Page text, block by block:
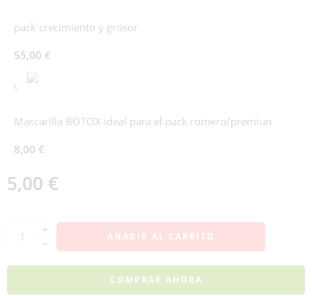
pack crecimiento y grosor
55,00 €
Mascarilla BOTOX ideal para el pack romero/premiun
8,00 €
5,00 €
AÑADIR AL CARRITO
COMPRAR AHORA